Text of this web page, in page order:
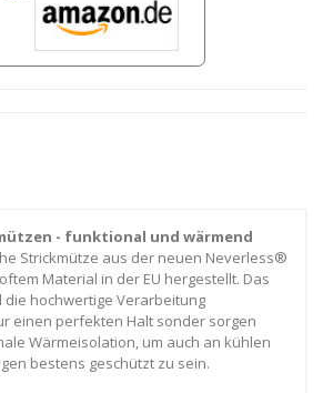
- funktional und wärmend
Strickmütze aus der neuen Neverless®
Material in der EU hergestellt. Das
hochwertige Verarbeitung
einen perfekten Halt sonder sorgen
Wärmeisolation, um auch an kühlen
bestens geschützt zu sein.